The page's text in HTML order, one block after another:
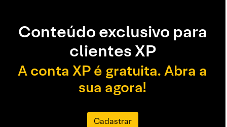
Conteúdo exclusivo para
clientes XP
A conta XP é gratuita. Abra a
sua agora!
Cadastrar